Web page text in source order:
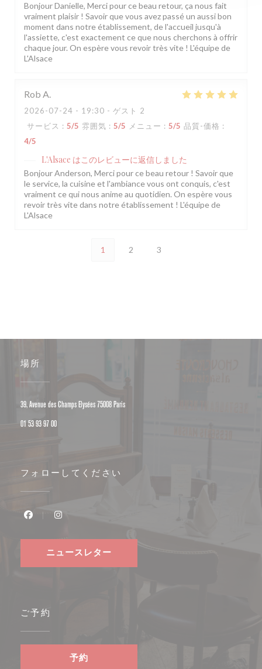
Bonjour Danielle, Merci pour ce beau retour, ça nous fait
vraiment plaisir ! Savoir que vous avez passé un aussi bon
moment dans notre établissement, de l'accueil jusqu'à
l'assiette, c'est exactement ce que nous cherchons à offrir
chaque jour. On espère vous revoir très vite ! L'équipe de
L'Alsace
Rob A
2026-07-24 - 19:30 - ゲスト 2
サービス : 5/5 雰囲気 : 5/5 メニュー : 5/5 品質-価格 :
4/5
L'Alsace はこのレビューに返信しました
Bonjour Anderson, Merci pour ce beau retour ! Savoir que
le service, la cuisine et l'ambiance vous ont conquis, c'est
vraiment ce qui nous anime au quotidien. On espère vous
revoir très vite dans notre établissement ! L'équipe de
L'Alsace
1 2 3
場所
39, Avenue des Champs Elysées 75008 Paris((新しいウィンドウで開きます))
01 53 93 97 00
フォローしてください
ニュースレター
ご予約
予約